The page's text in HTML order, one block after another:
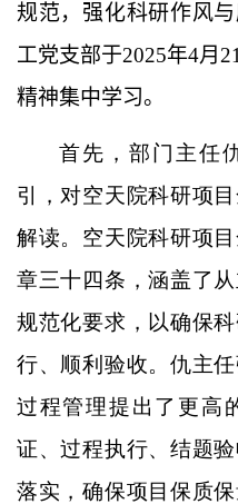
规范，强化科研作风
工党支部于2025年4月 21
精神集中学习。
首先，部门主任
引，对空天院科研项
解读。空天院科研项
章三十四条，涵盖了
规范化要求，以确保
行、顺利验收。仇主
过程管理提出了更高
证、过程执行、结题
落实，确保项目保质